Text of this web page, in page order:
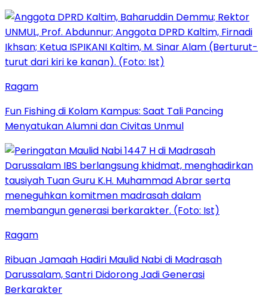
Ragam
Fun Fishing di Kolam Kampus: Saat Tali Pancing
Menyatukan Alumni dan Civitas Unmul
Ragam
Ribuan Jamaah Hadiri Maulid Nabi di Madrasah
Darussalam, Santri Didorong Jadi Generasi
Berkarakter